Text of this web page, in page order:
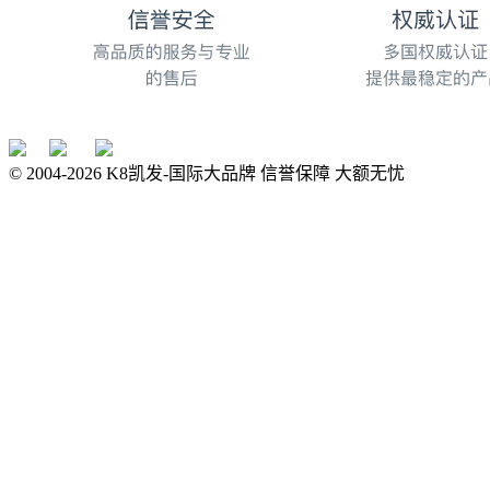
© 2004-2026 K8凯发-国际大品牌 信誉保障 大额无忧